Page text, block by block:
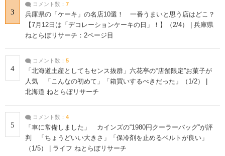
3
コメント数： 7
兵庫県の「ケーキ」の名店10選！ 一番うまいと思う店はどこ？
【7月12日は「デコレーションケーキの日」！】（2/4） | 兵庫県
ねとらぼリサーチ：2ページ目
4
コメント数： 5
「北海道土産としてもセンス抜群」六花亭の“店舗限定”お菓子が
人気 「こんなの初めて」「箱買いするべきだった」（1/2） |
北海道 ねとらぼリサーチ
5
コメント数： 4
「車に常備しました」 カインズの“1980円クーラーバッグ”が評
判 「ちょうどいい大きさ」「保冷剤を止めるベルトが良い」
（1/5） | ライフ ねとらぼリサーチ